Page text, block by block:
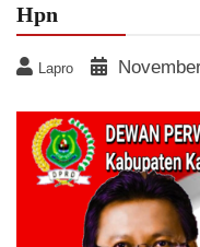
Hpn
Lapro